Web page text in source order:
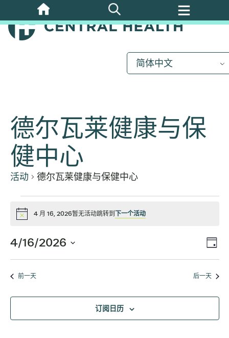
至
主
简体中文
德尔瓦莱健康与保
健中心
活动 德尔瓦莱健康与保健中心
活
动
换
4
月
通
4 月 16, 2026暂无活动跳转到下一个活动
视
图
导
航
活
动
视
图
日
4/16/2026
选
日 前一天 后一天
订阅日历